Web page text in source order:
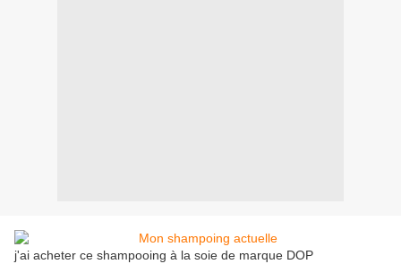
j'ai acheter ce shampooing à la soie de marque DOP